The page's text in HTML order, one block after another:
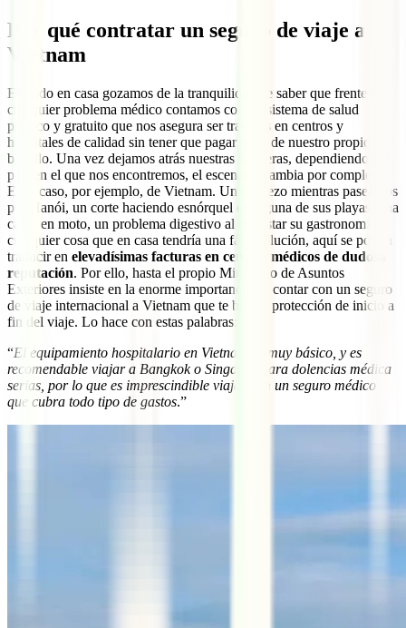
Por qué contratar un seguro de viaje a
Vietnam
Estando en casa gozamos de la tranquilidad de saber que frente a
cualquier problema médico contamos con un sistema de salud
público y gratuito que nos asegura ser tratados en centros y
hospitales de calidad sin tener que pagar nada de nuestro propio
bolsillo. Una vez dejamos atrás nuestras fronteras, dependiendo del
país en el que nos encontremos, el escenario cambia por completo.
Es el caso, por ejemplo, de Vietnam. Un tropiezo mientras paseamos
por Hanói, un corte haciendo esnórquel en alguna de sus playas, una
caída en moto, un problema digestivo al degustar su gastronomía o
cualquier cosa que en casa tendría una fácil solución, aquí se podría
traducir en elevadísimas facturas en centros médicos de dudosa
reputación. Por ello, hasta el propio Ministerio de Asuntos
Exteriores insiste en la enorme importancia de contar con un seguro
de viaje internacional a Vietnam que te brinde protección de inicio a
fin del viaje. Lo hace con estas palabras:
“El equipamiento hospitalario en Vietnam es muy básico, y es
recomendable viajar a Bangkok o Singapur para dolencias médica
serias, por lo que es imprescindible viajar con un seguro médico
que cubra todo tipo de gastos.”